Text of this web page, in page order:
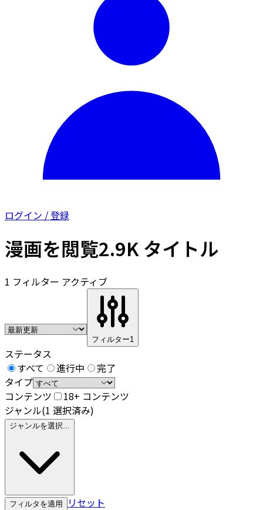
ログイン / 登録
漫画を閲覧2.9K タイトル
1 フィルター アクティブ
フィルター1
ステータス
すべて
進行中
完了
タイプ
コンテンツ
18+ コンテンツ
ジャンル(1 選択済み)
ジャンルを選択...
フィルタを適用 リセット